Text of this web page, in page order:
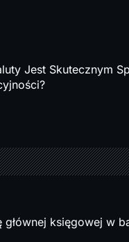
Jest Skutecznym
księgowej w